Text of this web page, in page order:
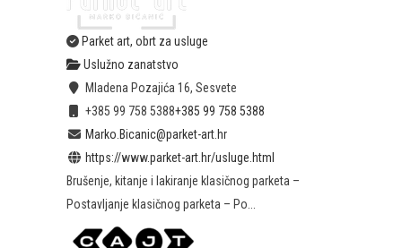
Parket art, obrt za usluge
Uslužno zanatstvo
Mladena Pozajića 16, Sesvete
+385 99 758 5388+385 99 758 5388
Marko.Bicanic@parket-art.hr
https://www.parket-art.hr/usluge.html
Brušenje, kitanje i lakiranje klasičnog parketa –
Postavljanje klasičnog parketa – Po...